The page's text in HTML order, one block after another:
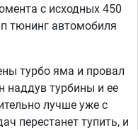
с исходных 450
тюнинг автомобиля
турбо яма и провал
наддув турбины и ее
лучше уже с
перестанет тупить, и